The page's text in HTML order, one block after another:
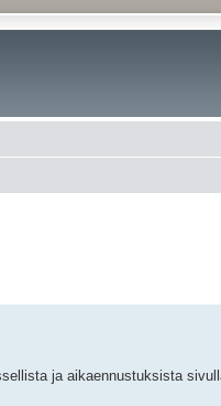
ja aikaennustuksista